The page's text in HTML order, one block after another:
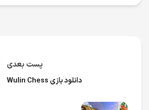
پست بعدی
دانلود بازی Wulin Chess